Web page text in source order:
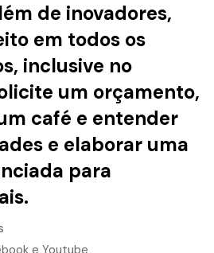
de inovadores,
em todos os
inclusive no
um orçamento,
café e entender
e elaborar uma
para